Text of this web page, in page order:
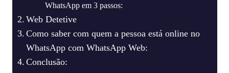
WhatsApp em 3 passos:
Web Detetive
Como saber com quem a pessoa está online no
WhatsApp com WhatsApp Web:
Conclusão: